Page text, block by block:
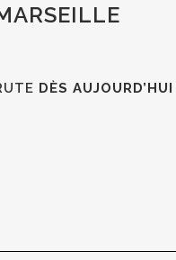
DÈS AUJOURD’HUI